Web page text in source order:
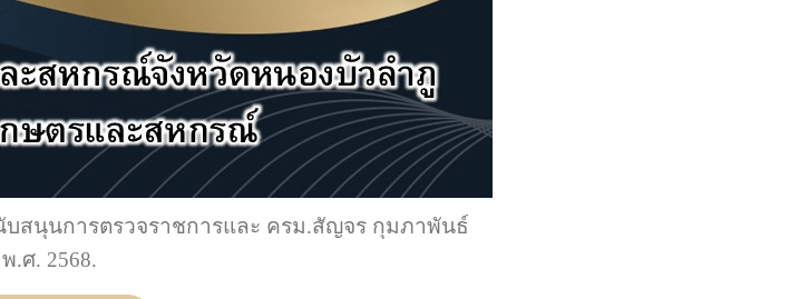
สนุนการตรวจราชการและ ครม.สัญจร กุมภาพันธ์
พ.ศ. 2568.